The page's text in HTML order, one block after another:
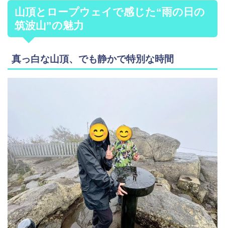
山頂とロープウェイで感じた“雨の日の
筑波山”の魅力
真っ白な山頂、でも静かで特別な時間